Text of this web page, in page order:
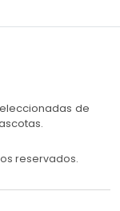
de
reservados.